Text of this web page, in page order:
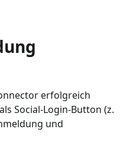
erfolgreich
Social-Login-Button (z.
und